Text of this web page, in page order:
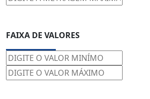
FAIXA DE VALORES